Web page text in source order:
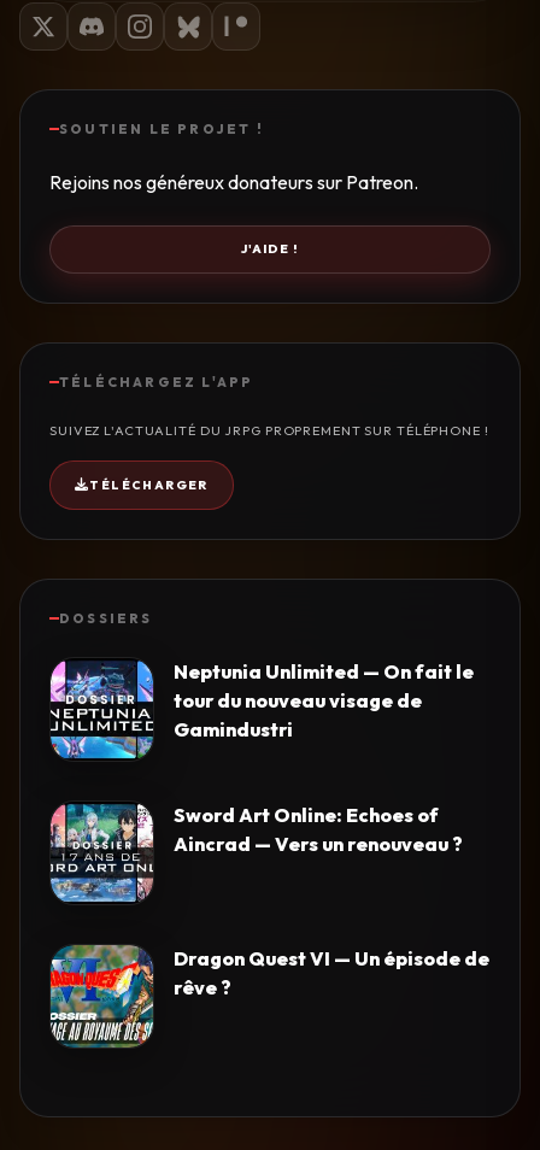
SOUTIEN LE PROJET !
Rejoins nos généreux donateurs sur Patreon.
J'AIDE !
TÉLÉCHARGEZ L'APP
SUIVEZ L'ACTUALITÉ DU JRPG PROPREMENT SUR TÉLÉPHONE !
TÉLÉCHARGER
DOSSIERS
Neptunia Unlimited — On fait le
tour du nouveau visage de
Gamindustri
Sword Art Online: Echoes of
Aincrad — Vers un renouveau ?
Dragon Quest VI — Un épisode de
rêve ?